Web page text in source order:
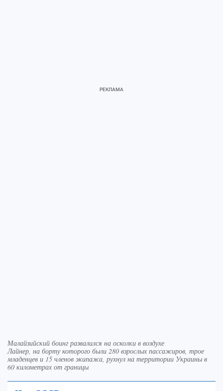
Малайзийский боинг развалился на осколки в воздухе
Лайнер, на борту которого были 280 взрослых пассажиров, трое
младенцев и 15 членов экипажа, рухнул на территории Украины в
60 километрах от границы